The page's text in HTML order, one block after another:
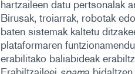
hartzaileen datu pertsonalak
Birusak, troiarrak, robotak
baten sistemak kaltetu
plataformaren
erabilitako baliabideak